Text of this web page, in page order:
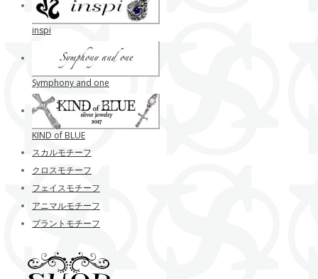
inspi
Symphony and one
KIND of BLUE
スカルモチーフ
クロスモチーフ
フェイスモチーフ
アニマルモチーフ
プラントモチーフ